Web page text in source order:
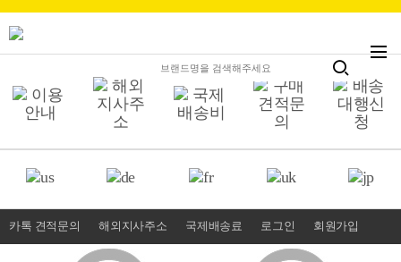
카톡 견적문의 해외지사주소 국제배송료 로그인 회원가입